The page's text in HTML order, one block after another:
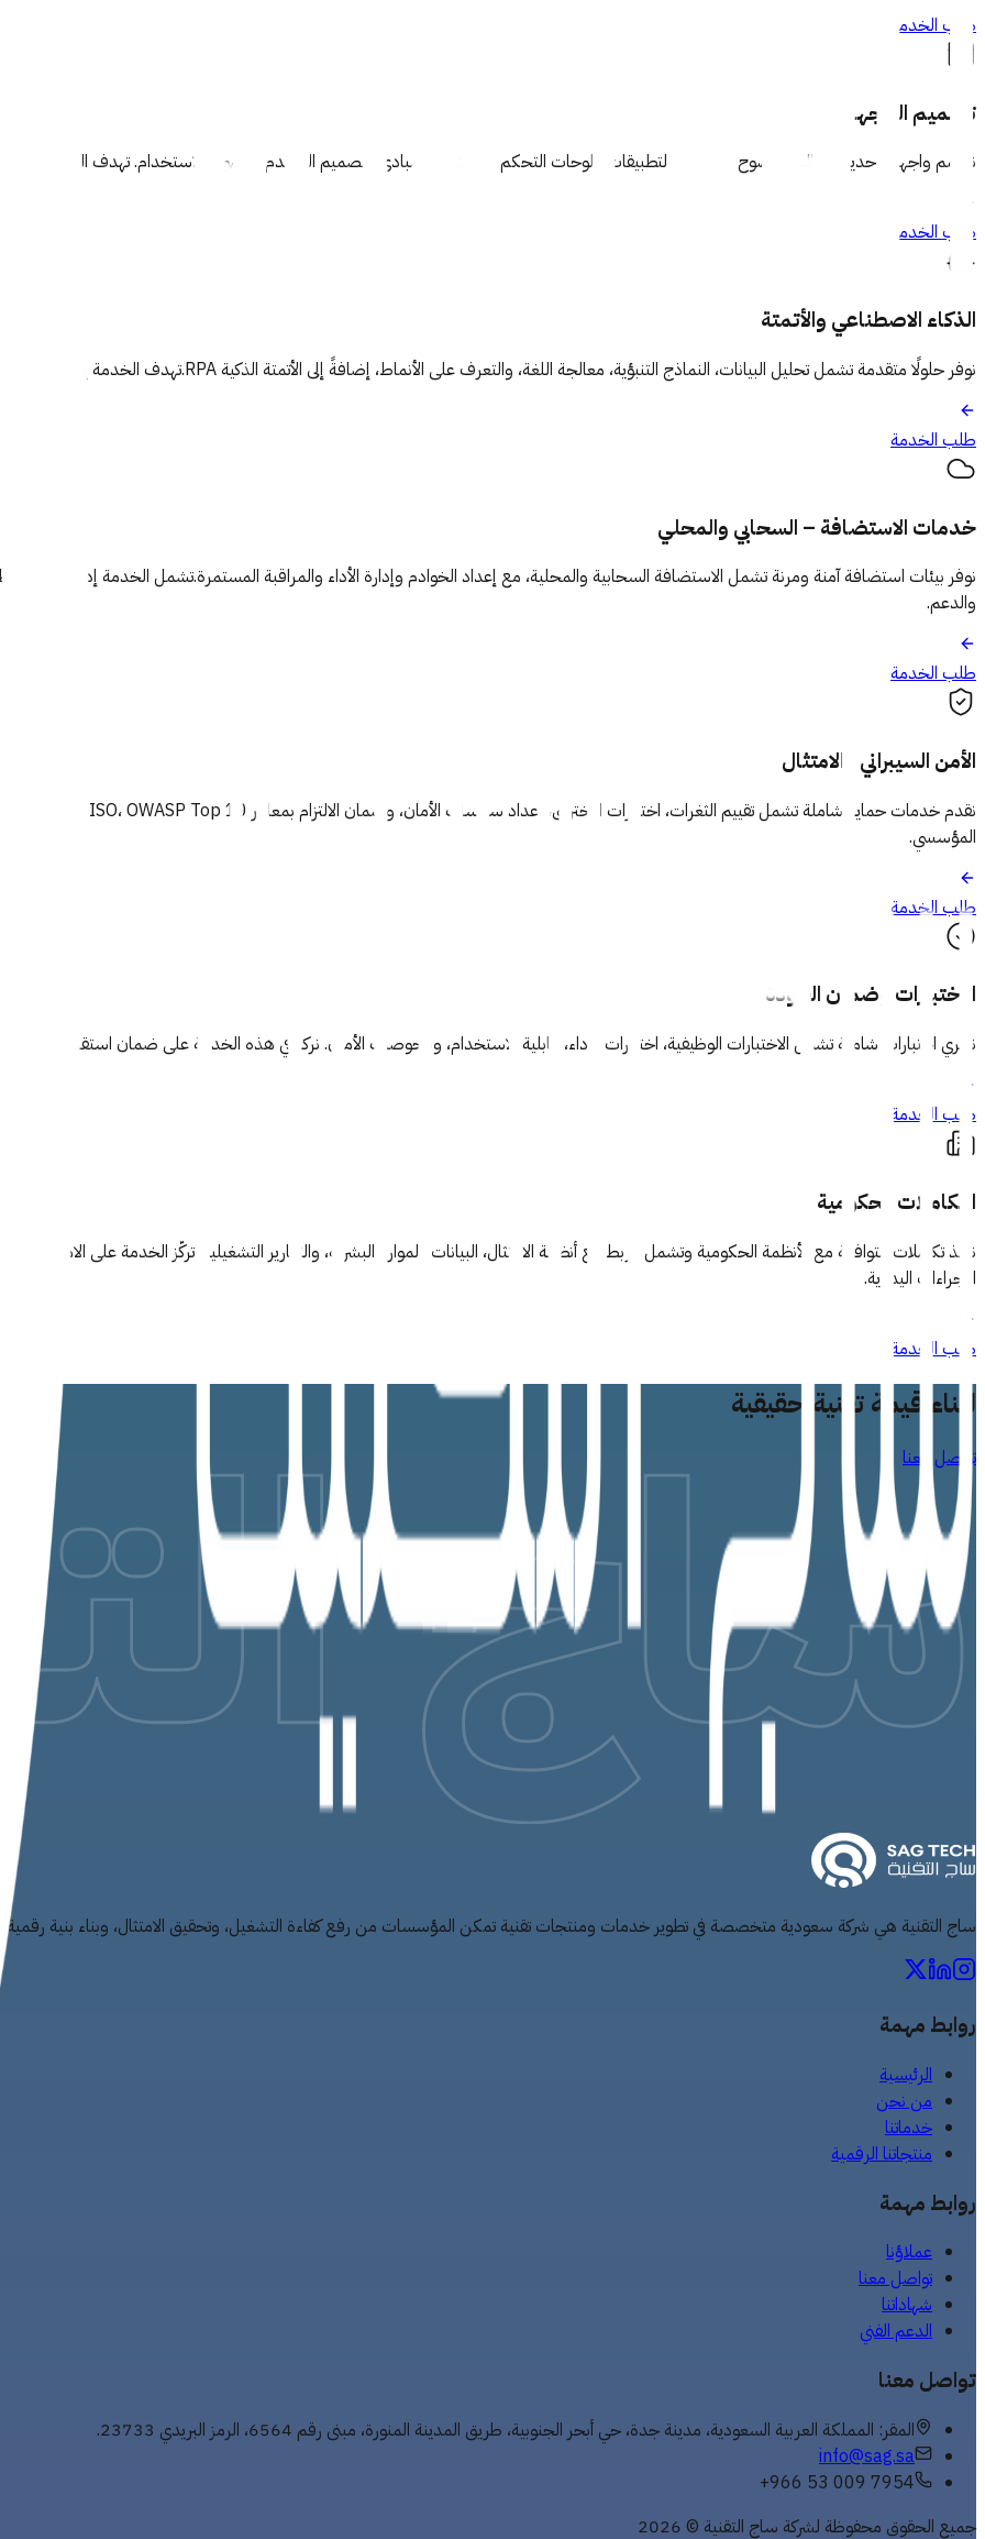
طلب الخدمة
تصميم الواجهات
نصمم واجهات حديثة وعالية الوضوح للأنظمة والتطبيقات ولوحات التحكم، تعتمد على مبادئ التصميم المتقدم وسهولة الاستخدام. تهدف الخدمة إلى
طلب الخدمة
الذكاء الاصطناعي والأتمتة
نوفر حلولًا متقدمة تشمل تحليل البيانات، النماذج التنبؤية، معالجة اللغة، والتعرف على الأنماط، إضافةً إلى الأتمتة الذكية RPA.تهدف الخدمة إلى دعم اتخاذ القرار، تحسين الأداء، وتقليل الجهد البشري في العمليات المتكررة.
طلب الخدمة
خدمات الاستضافة – السحابي والمحلي
نوفر بيئات استضافة آمنة ومرنة تشمل الاستضافة السحابية والمحلية، مع إعداد الخوادم وإدارة الأداء والمراقبة المستمرة.تشمل الخدمة إدارة بيئات
والدعم.
طلب الخدمة
الأمن السيبراني والامتثال
المؤسسي.
طلب الخدمة
الاختبارات وضمان الجودة
نجري اختبارات شاملة تشمل الاختبارات الوظيفية، اختبارات الأداء، قابلية الاستخدام، وفحوصات الأمان. نركز في هذه الخدمة على ضمان استقرار
طلب الخدمة
التكاملات الحكومية
ننفّذ تكاملات متوافقة مع الأنظمة الحكومية وتشمل الربط مع أنظمة الامتثال، البيانات، الموارد البشرية، والتقارير التشغيلية. تركّز الخدمة على الامتثال
الإجراءات اليدوية.
طلب الخدمة
لبناء قيمة تقنية حقيقية
تواصل معنا
ساج التقنية هي شركة سعودية متخصصة في تطوير خدمات ومنتجات تقنية تمكن المؤسسات من رفع كفاءة التشغيل، وتحقيق الامتثال، وبناء بنية رقمية
روابط مهمة
الرئيسية
من نحن
خدماتنا
منتجاتنا الرقمية
روابط مهمة
عملاؤنا
تواصل معنا
شهاداتنا
الدعم الفني
تواصل معنا
المقر: المملكة العربية السعودية، مدينة جدة، حي أبحر الجنوبية، طريق المدينة المنورة، مبنى رقم 6564، الرمز البريدي 23733.
info@sag.sa
+966 53 009 7954
جميع الحقوق محفوظة لشركة ساج التقنية © 2026